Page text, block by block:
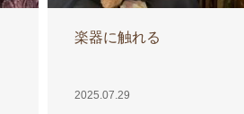
楽器に触れる
2025.07.29